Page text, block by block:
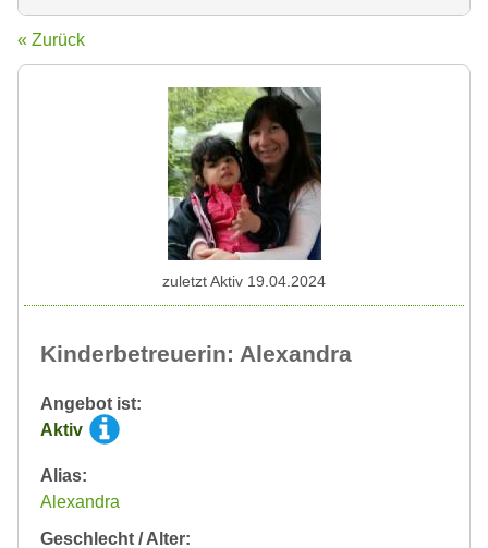
« Zurück
Kinderbetreuerin: Alexandra
Angebot ist:
Aktiv
Alias:
Alexandra
Geschlecht / Alter:
zuletzt Aktiv 19.04.2024